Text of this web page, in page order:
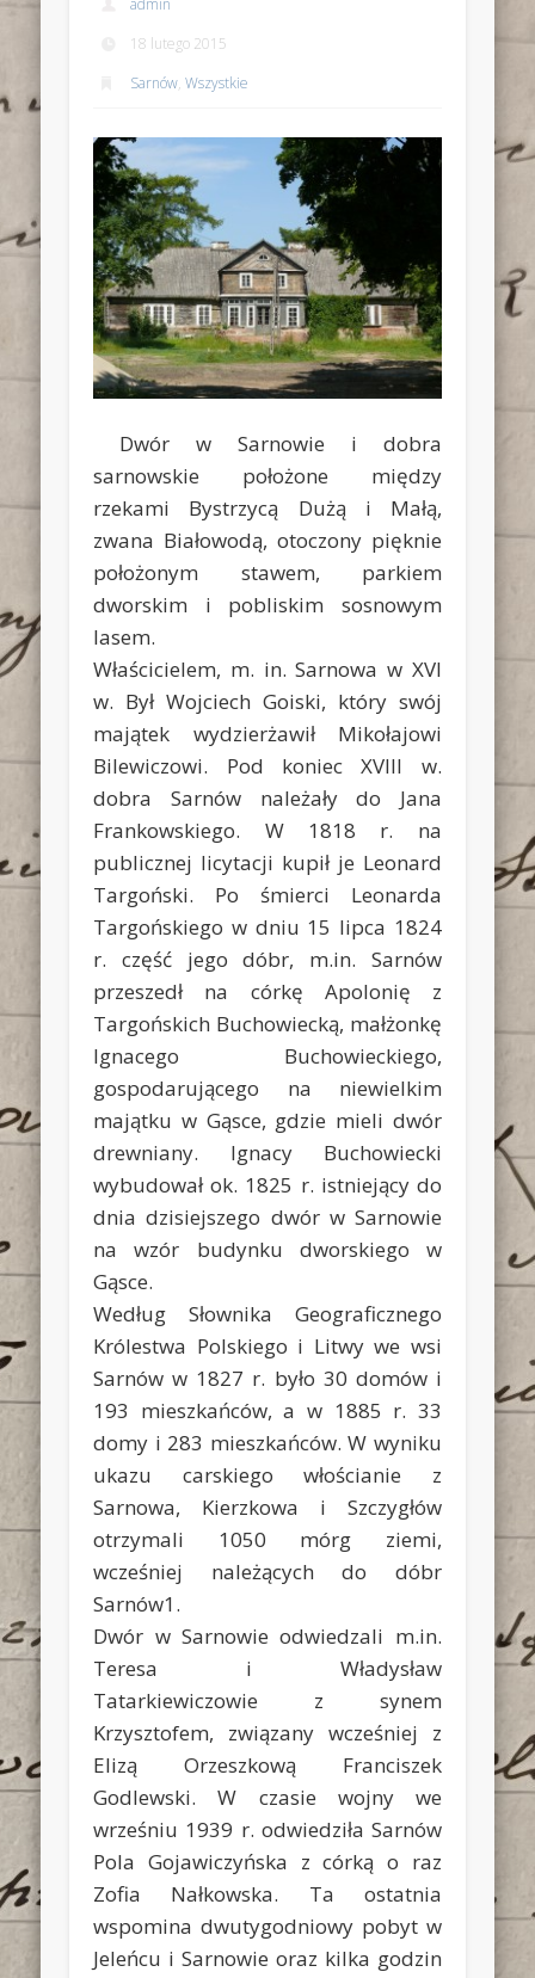
18 lutego 2015
Sarnów,Wszystkie
Dwór w Sarnowie i dobra
sarnowskie położone między
rzekami Bystrzycą Dużą i Małą,
zwana Białowodą, otoczony pięknie
położonym stawem, parkiem
dworskim i pobliskim sosnowym
lasem.
Właścicielem, m. in. Sarnowa w XVI
w. Był Wojciech Goiski, który swój
majątek wydzierżawił Mikołajowi
Bilewiczowi. Pod koniec XVIII w.
dobra Sarnów należały do Jana
Frankowskiego. W 1818 r. na
publicznej licytacji kupił je Leonard
Targoński. Po śmierci Leonarda
Targońskiego w dniu 15 lipca 1824
r. część jego dóbr, m.in. Sarnów
przeszedł na córkę Apolonię z
Targońskich Buchowiecką, małżonkę
Ignacego Buchowieckiego,
gospodarującego na niewielkim
majątku w Gąsce, gdzie mieli dwór
drewniany. Ignacy Buchowiecki
wybudował ok. 1825 r. istniejący do
dnia dzisiejszego dwór w Sarnowie
na wzór budynku dworskiego w
Gąsce.
Według Słownika Geograficznego
Królestwa Polskiego i Litwy we wsi
Sarnów w 1827 r. było 30 domów i
193 mieszkańców, a w 1885 r. 33
domy i 283 mieszkańców. W wyniku
ukazu carskiego włościanie z
Sarnowa, Kierzkowa i Szczygłów
otrzymali 1050 mórg ziemi,
wcześniej należących do dóbr
Sarnów1.
Dwór w Sarnowie odwiedzali m.in.
Teresa i Władysław
Tatarkiewiczowie z synem
Krzysztofem, związany wcześniej z
Elizą Orzeszkową Franciszek
Godlewski. W czasie wojny we
wrześniu 1939 r. odwiedziła Sarnów
Pola Gojawiczyńska z córką o raz
Zofia Nałkowska. Ta ostatnia
wspomina dwutygodniowy pobyt w
Jeleńcu i Sarnowie oraz kilka godzin